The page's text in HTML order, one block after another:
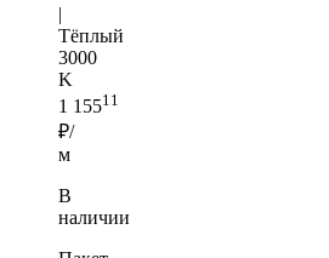
|
Тёплый
3000
K
1 15511
₽/
м
В
наличии